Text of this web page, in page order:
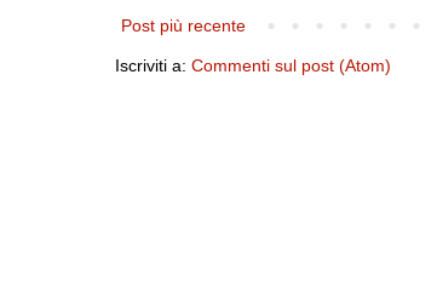
Post più recente
Iscriviti a: Commenti sul post (Atom)